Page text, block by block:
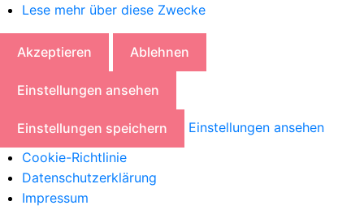
Lese mehr über diese Zwecke
Akzeptieren Ablehnen
Einstellungen ansehen
Einstellungen speichern
Einstellungen ansehen
Cookie-Richtlinie
Datenschutzerklärung
Impressum